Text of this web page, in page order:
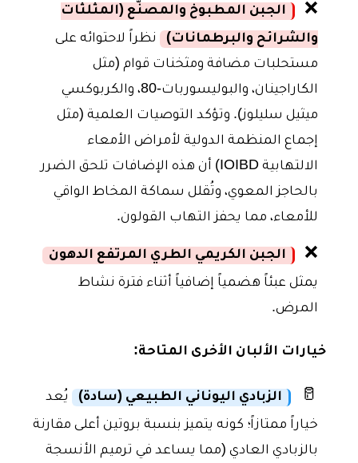
❌
الجبن المطبوخ والمصنّع (المثلثات
والشرائح والبرطمانات)
نظراً لاحتوائه على
مستحلبات مضافة ومثخنات قوام (مثل
الكاراجينان، والبوليسوربات-80، والكربوكسي
ميثيل سليلوز). وتؤكد التوصيات العلمية (مثل
إجماع المنظمة الدولية لأمراض الأمعاء
الالتهابية IOIBD) أن هذه الإضافات تلحق الضرر
بالحاجز المعوي، وتُقلل سماكة المخاط الواقي
للأمعاء، مما يحفز التهاب القولون.
❌
الجبن الكريمي الطري المرتفع الدهون
يمثل عبئاً هضمياً إضافياً أثناء فترة نشاط
المرض.
خيارات الألبان الأخرى المتاحة:
🥛 الزبادي اليوناني الطبيعي (سادة)
يُعد
خياراً ممتازاً؛ كونه يتميز بنسبة بروتين أعلى مقارنة
بالزبادي العادي (مما يساعد في ترميم الأنسجة